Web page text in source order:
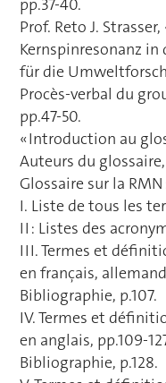
pp.37-40.
Prof. Reto J.
Kernspinresonanz
für die
Procès-verbal du
pp.47-50.
« Introduction au
Auteurs du glossaire,
Glossaire sur la RMN
I. Liste de tous les
II : Listes des
III. Termes et
en français,
Bibliographie, p.107.
IV. Termes et
en anglais, pp.109-
Bibliographie, p.128.